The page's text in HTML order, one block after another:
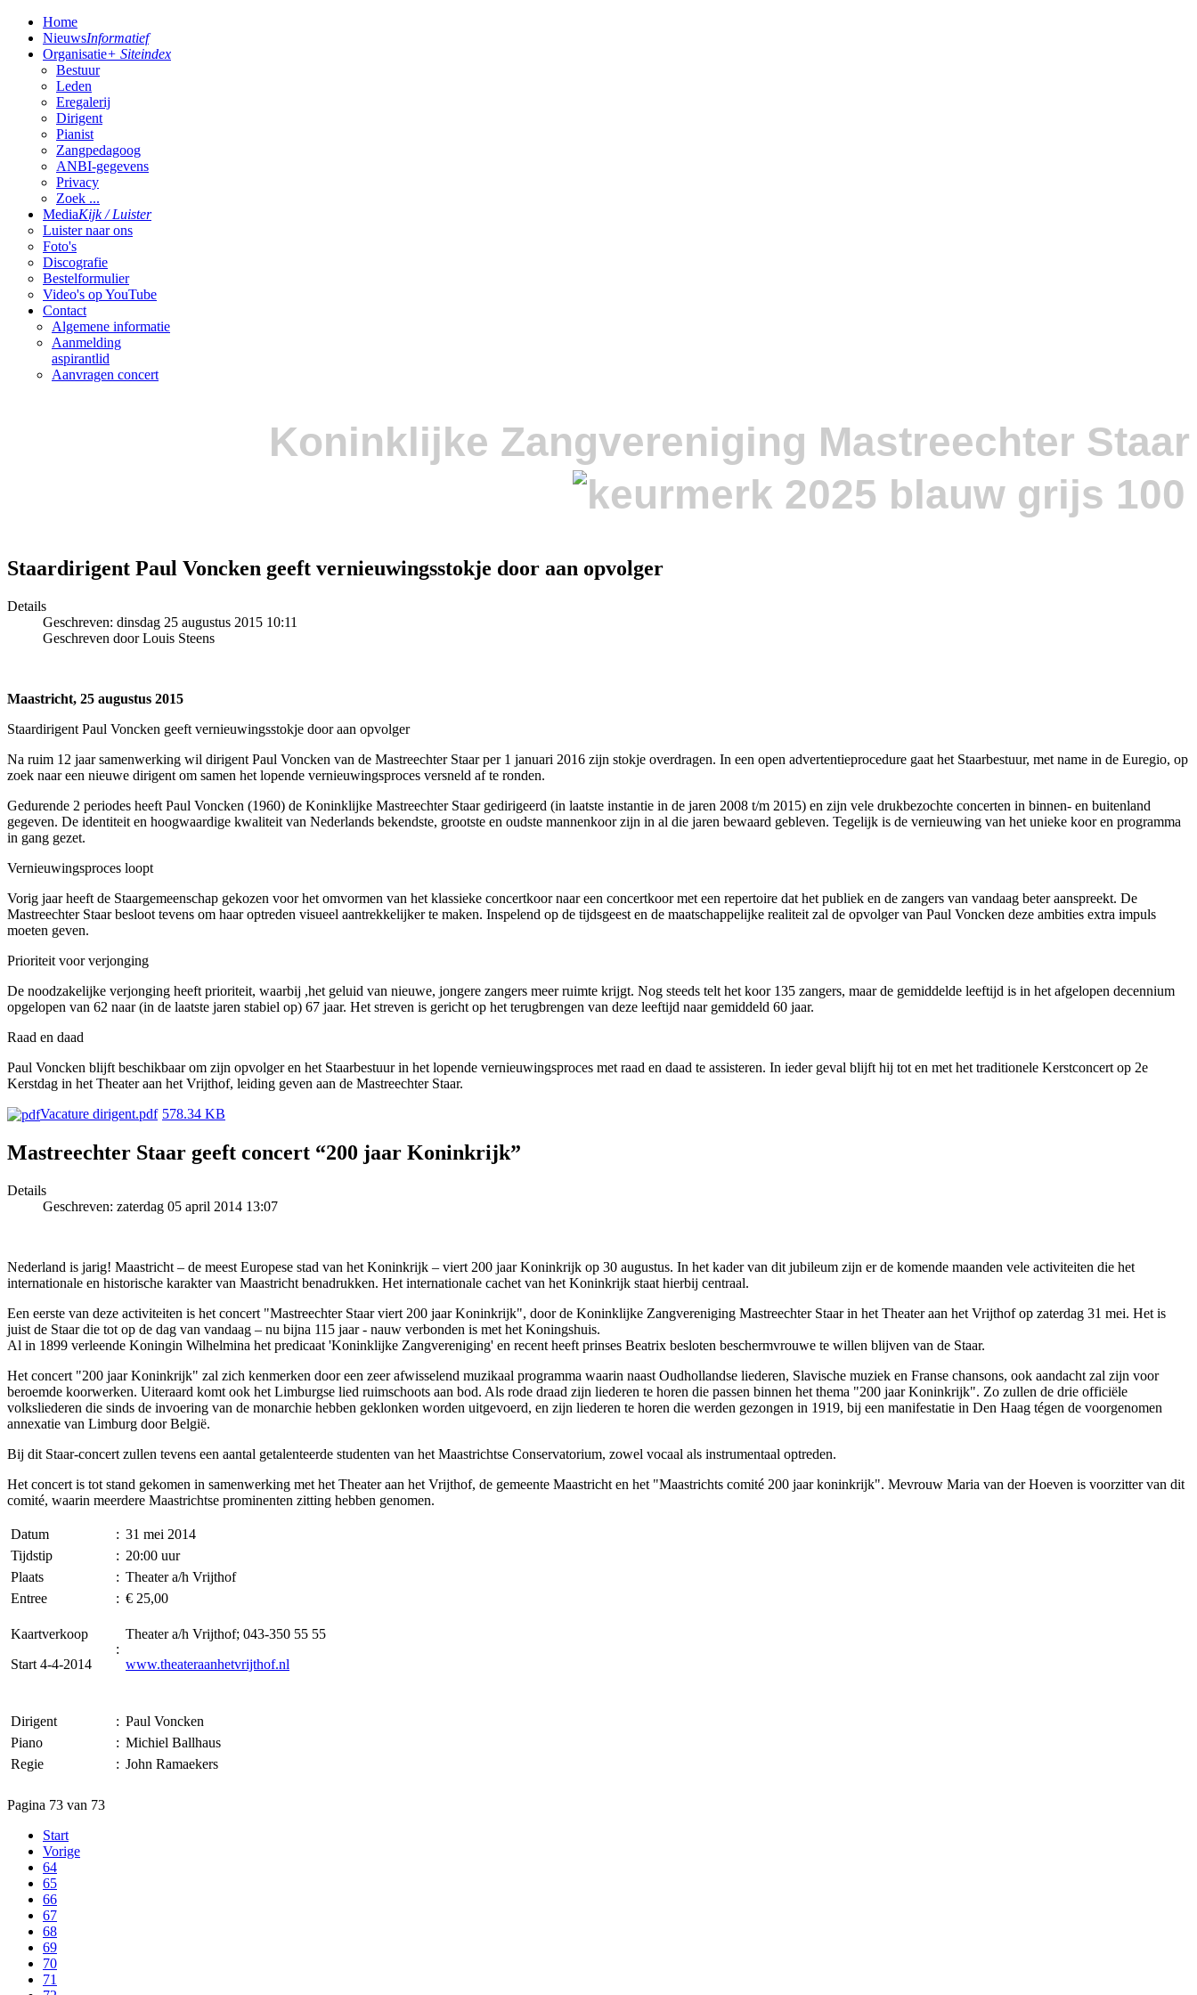
Home
NieuwsInformatief
Organisatie+ Siteindex
Bestuur
Leden
Eregalerij
Dirigent
Pianist
Zangpedagoog
ANBI-gegevens
Privacy
Zoek ...
MediaKijk / Luister
Luister naar ons
Foto's
Discografie
Bestelformulier
Video's op YouTube
Contact
Algemene informatie
Aanmelding
aspirantlid
Aanvragen concert
Koninklijke Zangvereniging Mastreechter Staar
Staardirigent Paul Voncken geeft vernieuwingsstokje door aan opvolger
Details
Geschreven: dinsdag 25 augustus 2015 10:11
Geschreven door Louis Steens
Maastricht, 25 augustus 2015
Staardirigent Paul Voncken geeft vernieuwingsstokje door aan opvolger
Na ruim 12 jaar samenwerking wil dirigent Paul Voncken van de Mastreechter Staar per 1 januari 2016 zijn stokje overdragen. In een open advertentieprocedure gaat het Staarbestuur, met name in de Euregio, op
zoek naar een nieuwe dirigent om samen het lopende vernieuwingsproces versneld af te ronden.
Gedurende 2 periodes heeft Paul Voncken (1960) de Koninklijke Mastreechter Staar gedirigeerd (in laatste instantie in de jaren 2008 t/m 2015) en zijn vele drukbezochte concerten in binnen- en buitenland
gegeven. De identiteit en hoogwaardige kwaliteit van Nederlands bekendste, grootste en oudste mannenkoor zijn in al die jaren bewaard gebleven. Tegelijk is de vernieuwing van het unieke koor en programma
in gang gezet.
Vernieuwingsproces loopt
Vorig jaar heeft de Staargemeenschap gekozen voor het omvormen van het klassieke concertkoor naar een concertkoor met een repertoire dat het publiek en de zangers van vandaag beter aanspreekt. De
Mastreechter Staar besloot tevens om haar optreden visueel aantrekkelijker te maken. Inspelend op de tijdsgeest en de maatschappelijke realiteit zal de opvolger van Paul Voncken deze ambities extra impuls
moeten geven.
Prioriteit voor verjonging
De noodzakelijke verjonging heeft prioriteit, waarbij ,het geluid van nieuwe, jongere zangers meer ruimte krijgt. Nog steeds telt het koor 135 zangers, maar de gemiddelde leeftijd is in het afgelopen decennium
opgelopen van 62 naar (in de laatste jaren stabiel op) 67 jaar. Het streven is gericht op het terugbrengen van deze leeftijd naar gemiddeld 60 jaar.
Raad en daad
Paul Voncken blijft beschikbaar om zijn opvolger en het Staarbestuur in het lopende vernieuwingsproces met raad en daad te assisteren. In ieder geval blijft hij tot en met het traditionele Kerstconcert op 2e
Kerstdag in het Theater aan het Vrijthof, leiding geven aan de Mastreechter Staar.
Vacature dirigent.pdf 578.34 KB
Mastreechter Staar geeft concert “200 jaar Koninkrijk”
Details
Geschreven: zaterdag 05 april 2014 13:07
Nederland is jarig! Maastricht – de meest Europese stad van het Koninkrijk – viert 200 jaar Koninkrijk op 30 augustus. In het kader van dit jubileum zijn er de komende maanden vele activiteiten die het
internationale en historische karakter van Maastricht benadrukken. Het internationale cachet van het Koninkrijk staat hierbij centraal.
Een eerste van deze activiteiten is het concert "Mastreechter Staar viert 200 jaar Koninkrijk", door de Koninklijke Zangvereniging Mastreechter Staar in het Theater aan het Vrijthof op zaterdag 31 mei. Het is
juist de Staar die tot op de dag van vandaag – nu bijna 115 jaar - nauw verbonden is met het Koningshuis.
Al in 1899 verleende Koningin Wilhelmina het predicaat 'Koninklijke Zangvereniging' en recent heeft prinses Beatrix besloten beschermvrouwe te willen blijven van de Staar.
Het concert "200 jaar Koninkrijk" zal zich kenmerken door een zeer afwisselend muzikaal programma waarin naast Oudhollandse liederen, Slavische muziek en Franse chansons, ook aandacht zal zijn voor
beroemde koorwerken. Uiteraard komt ook het Limburgse lied ruimschoots aan bod. Als rode draad zijn liederen te horen die passen binnen het thema "200 jaar Koninkrijk". Zo zullen de drie officiële
volksliederen die sinds de invoering van de monarchie hebben geklonken worden uitgevoerd, en zijn liederen te horen die werden gezongen in 1919, bij een manifestatie in Den Haag tégen de voorgenomen
annexatie van Limburg door België.
Bij dit Staar-concert zullen tevens een aantal getalenteerde studenten van het Maastrichtse Conservatorium, zowel vocaal als instrumentaal optreden.
Het concert is tot stand gekomen in samenwerking met het Theater aan het Vrijthof, de gemeente Maastricht en het "Maastrichts comité 200 jaar koninkrijk". Mevrouw Maria van der Hoeven is voorzitter van dit
comité, waarin meerdere Maastrichtse prominenten zitting hebben genomen.
Datum : 31 mei 2014
Tijdstip
: 20:00 uur
Plaats
: Theater a/h Vrijthof
Entree
: € 25,00
Kaartverkoop
Start 4-4-2014
:
Theater a/h Vrijthof; 043-350 55 55
www.theateraanhetvrijthof.nl
Dirigent : Paul Voncken
Piano
: Michiel Ballhaus
Regie
: John Ramaekers
Pagina 73 van 73
Start
Vorige
64
65
66
67
68
69
70
71